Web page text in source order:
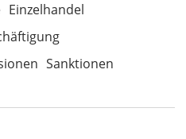
Einzelhandel
Sanktionen